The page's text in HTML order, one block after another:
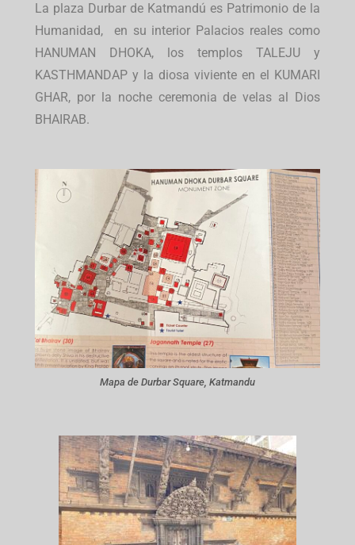
La plaza Durbar de Katmandú es Patrimonio de la
Humanidad, en su interior Palacios reales como
HANUMAN DHOKA, los templos TALEJU y
KASTHMANDAP y la diosa viviente en el KUMARI
GHAR, por la noche ceremonia de velas al Dios
BHAIRAB.
Mapa de Durbar Square, Katmandu